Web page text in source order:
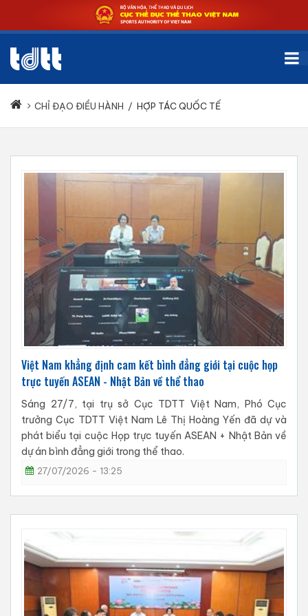
CHỈ ĐẠO ĐIỀU HÀNH / HỢP TÁC QUỐC TẾ
Việt Nam khẳng định cam kết bình đẳng giới tại cuộc họp
trực tuyến ASEAN - Nhật Bản về thể thao
Sáng 27/7, tại trụ sở Cục TDTT Việt Nam, Phó Cục
trưởng Cục TDTT Việt Nam Lê Thị Hoàng Yến đã dự và
phát biểu tại cuộc Họp trực tuyến ASEAN + Nhật Bản về
dự án bình đẳng giới trong thể thao.
27/07/2026 - 13:25